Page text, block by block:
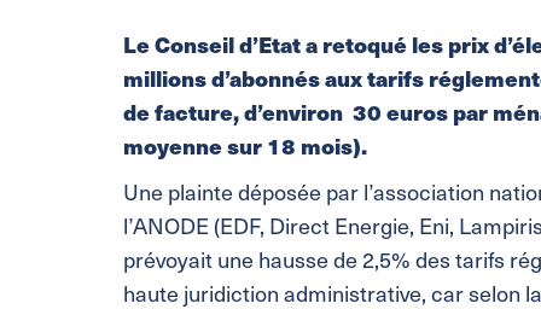
Le Conseil d’Etat a retoqué les prix
millions d’abonnés aux tarifs
de facture, d’environ 30 euros par
moyenne sur 18 mois).
Une plainte déposée par l’association
l’ANODE (EDF, Direct Energie, Eni,
prévoyait une hausse de 2,5% des tarifs
haute juridiction administrative, car selon